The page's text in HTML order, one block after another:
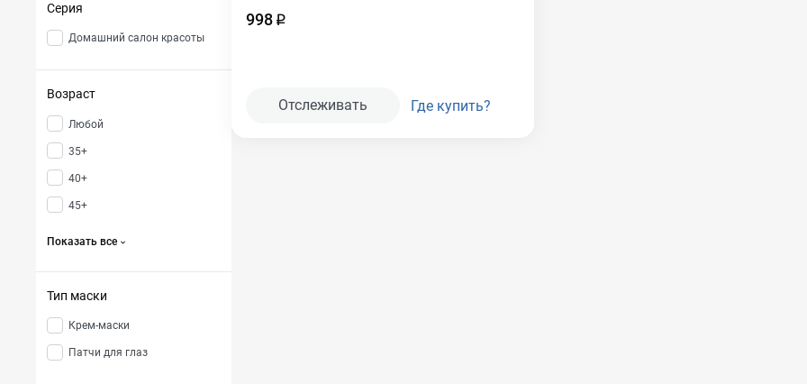
Серия
Домашний салон красоты
Возраст
любой
35+
40+
45+
Показать все
Тип маски
Крем-маски
Патчи для глаз
998
Отслеживать Где купить?